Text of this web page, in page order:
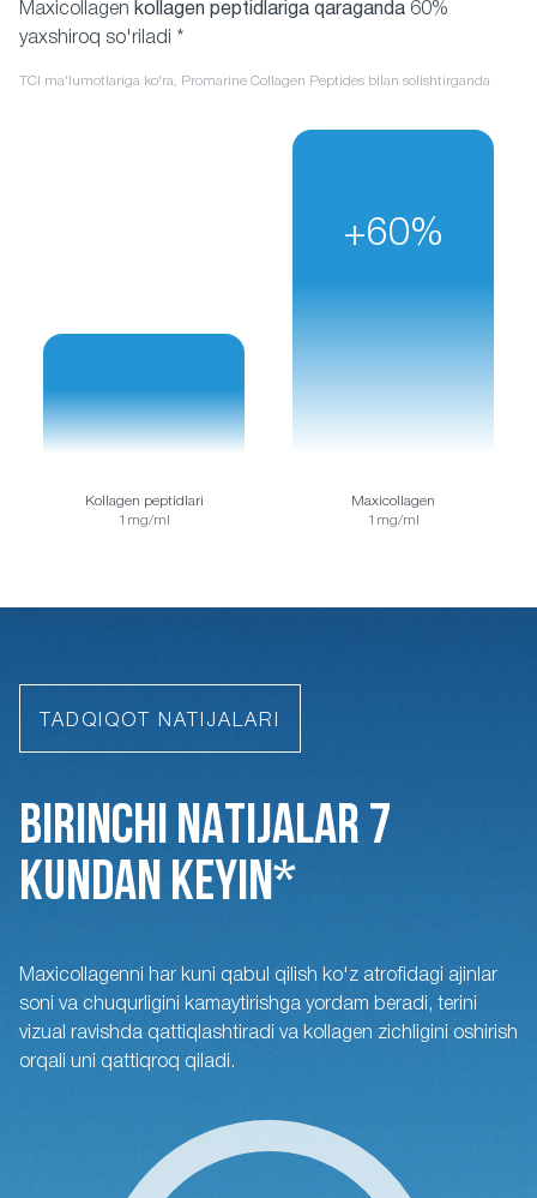
Kollagen peptidlari
1mg/ml
+60%
Maxicollagen
1mg/ml
Maxicollagen kollagen peptidlariga qaraganda 60%
yaxshiroq so'riladi *
TCI ma'lumotlariga ko'ra, Promarine Collagen Peptides bilan solishtirganda
TADQIQOT NATIJALARI
BIRINCHI NATIJALAR 7
KUNDAN KEYIN*
Maxicollagenni har kuni qabul qilish ko'z atrofidagi ajinlar
soni va chuqurligini kamaytirishga yordam beradi, terini
vizual ravishda qattiqlashtiradi va kollagen zichligini oshirish
orqali uni qattiqroq qiladi.